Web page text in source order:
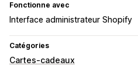
Fonctionne avec
Interface administrateur Shopify
Catégories
Cartes-cadeaux